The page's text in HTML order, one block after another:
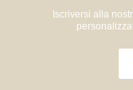
Iscriversi alla